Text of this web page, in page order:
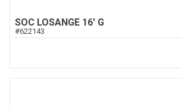
SOC LOSANGE 16' G
#622143